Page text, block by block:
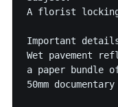
A florist
Important
Wet pavement
a paper bundle
50mm